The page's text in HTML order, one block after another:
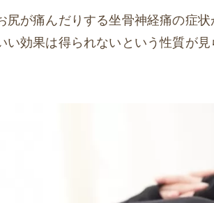
が痛んだりする坐骨神経痛の症状
効果は得られないという性質が見